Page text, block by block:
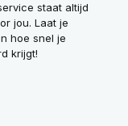
staat altijd
jou. Laat je
hoe snel je
krijgt!